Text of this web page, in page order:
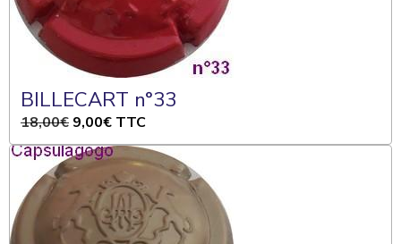
BILLECART n°33
18,00€ 9,00€ TTC